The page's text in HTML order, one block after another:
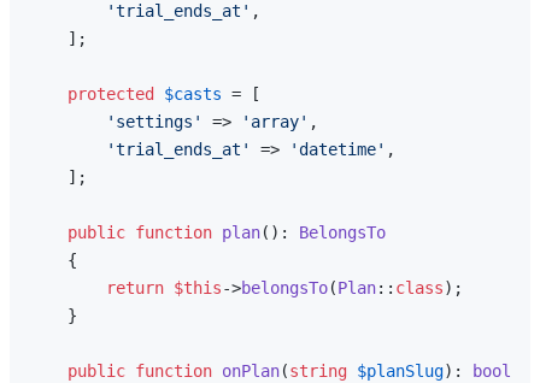
'trial_ends_at' ,
    ];
protected $casts = [
'settings'
=> 'array' ,
'trial_ends_at'
=> 'datetime' ,
    ];
public function plan( ): BelongsTo
{
return $this->belongsTo(Plan:: class);
    }
public function onPlan(string $planSlug):
bool